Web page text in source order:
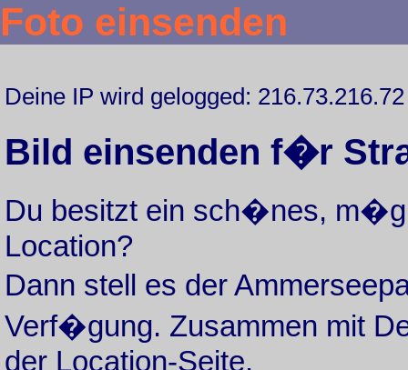
Foto einsenden
Deine IP wird gelogged:
Bild einsenden f�r
Du besitzt ein sch�nes,
Location?
Dann stell es der
Verf�gung. Zusammen mit
der Location-Seite.